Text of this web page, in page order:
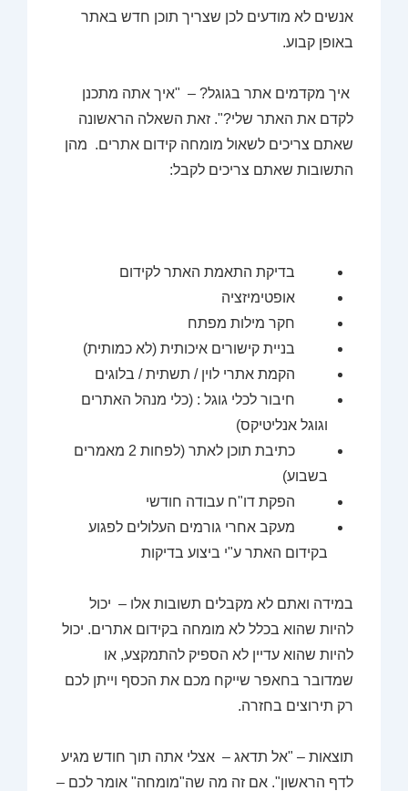
אנשים לא מודעים לכן שצריך תוכן חדש באתר
באופן קבוע.
איך מקדמים אתר בגוגל? – "איך אתה מתכנן
לקדם את האתר שלי?". זאת השאלה הראשונה
שאתם צריכים לשאול מומחה קידום אתרים. מהן
התשובות שאתם צריכים לקבל:
בדיקת התאמת האתר לקידום
אופטימיזציה
חקר מילות מפתח
בניית קישורים איכותית (לא כמותית)
הקמת אתרי לוין / תשתית / בלוגים
חיבור לכלי גוגל : (כלי מנהל האתרים
וגוגל אנליטיקס)
כתיבת תוכן לאתר (לפחות 2 מאמרים
בשבוע)
הפקת דו"ח עבודה חודשי
מעקב אחרי גורמים העלולים לפגוע
בקידום האתר ע"י ביצוע בדיקות
במידה ואתם לא מקבלים תשובות אלו – יכול
להיות שהוא בכלל לא מומחה בקידום אתרים. יכול
להיות שהוא עדיין לא הספיק להתמקצע, או
שמדובר בחאפר שייקח מכם את הכסף וייתן לכם
רק תירוצים בחזרה.
תוצאות – "אל תדאג – אצלי אתה תוך חודש מגיע
לדף הראשון". אם זה מה שה"מומחה" אומר לכם –